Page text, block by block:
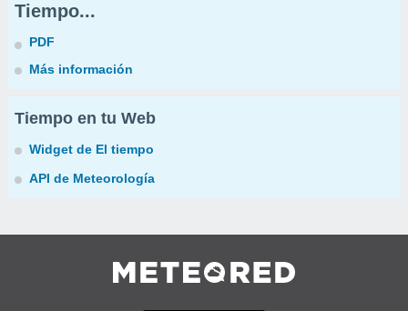
Tiempo...
PDF
Más información
Tiempo en tu Web
Widget de El tiempo
API de Meteorología